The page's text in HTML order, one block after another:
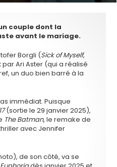
couple dont la
avant le mariage.
Borgli (Sick of Myself,
Ari Aster (qui a réalisé
un duo bien barré à la
immédiat. Puisque
(sortie le 29 janvier 2025),
The Batman, le remake de
avec Jennifer
de son côté, va se